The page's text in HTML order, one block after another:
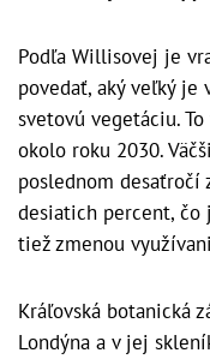
Podľa Willisovej je
povedať, aký veľký
svetovú vegetáciu.
okolo roku 2030.
poslednom desaťročí
desiatich percent,
tiež zmenou
Kráľovská botanická
Londýna a v jej